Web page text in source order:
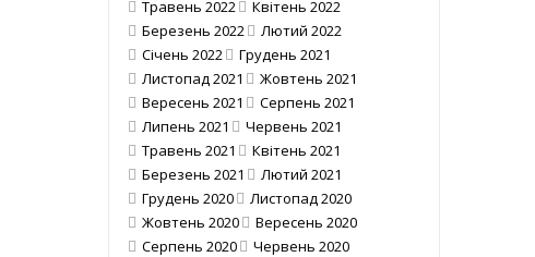
Травень 2022
Квітень 2022
Березень 2022
Лютий 2022
Січень 2022
Грудень 2021
Листопад 2021
Жовтень 2021
Вересень 2021
Серпень 2021
Липень 2021
Червень 2021
Травень 2021
Квітень 2021
Березень 2021
Лютий 2021
Грудень 2020
Листопад 2020
Жовтень 2020
Вересень 2020
Серпень 2020
Червень 2020